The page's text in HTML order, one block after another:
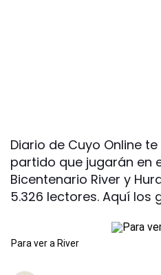
Diario de Cuyo Online
partido que jugarán en
Bicentenario River y
5.326 lectores. Aquí los
Para ver a River